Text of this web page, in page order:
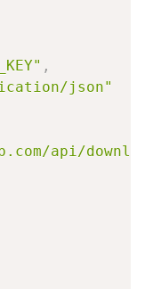
,
json"
api/